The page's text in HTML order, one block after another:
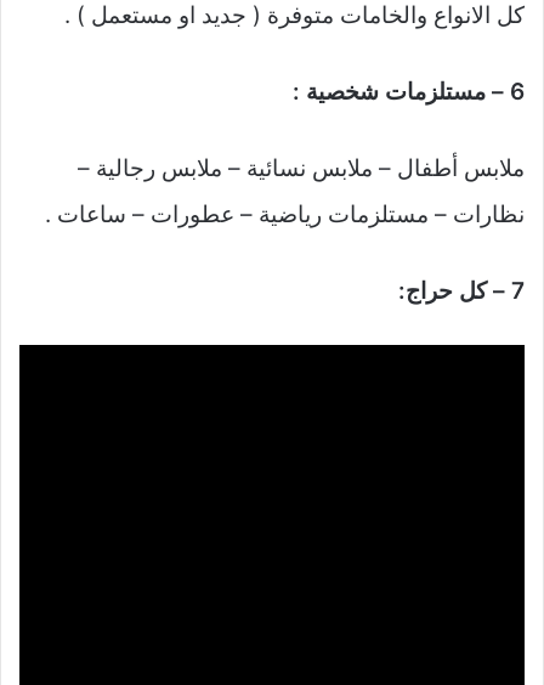
كل الانواع والخامات متوفرة ( جديد او مستعمل ) .
6 – مستلزمات شخصية :
ملابس أطفال – ملابس نسائية – ملابس رجالية –
نظارات – مستلزمات رياضية – عطورات – ساعات .
7 – كل حراج: